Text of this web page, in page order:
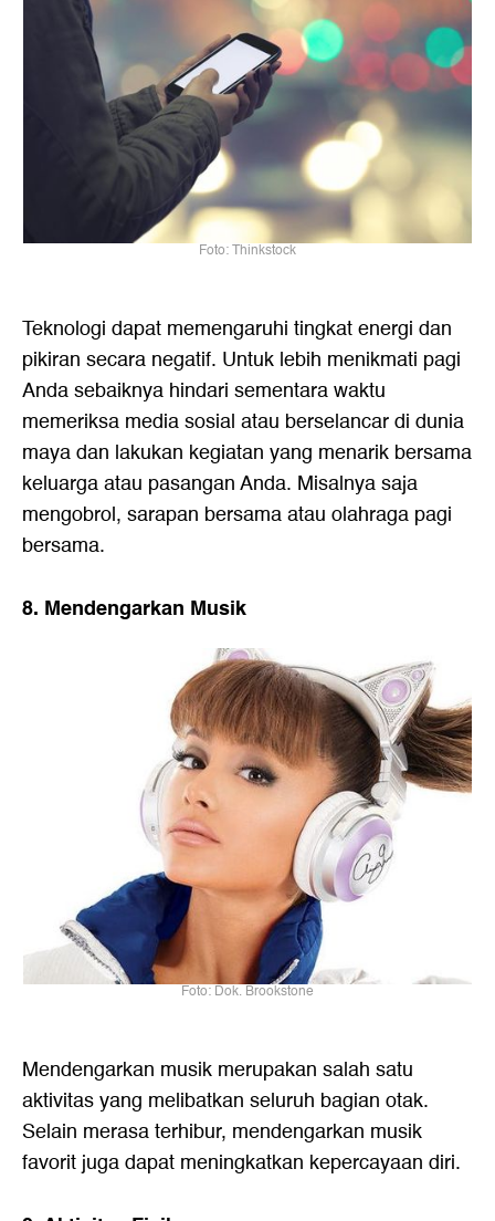
Foto: Thinkstock
Teknologi dapat memengaruhi tingkat energi dan
pikiran secara negatif. Untuk lebih menikmati pagi
Anda sebaiknya hindari sementara waktu
memeriksa media sosial atau berselancar di dunia
maya dan lakukan kegiatan yang menarik bersama
keluarga atau pasangan Anda. Misalnya saja
mengobrol, sarapan bersama atau olahraga pagi
bersama.
8. Mendengarkan Musik
Foto: Dok. Brookstone
Mendengarkan musik merupakan salah satu
aktivitas yang melibatkan seluruh bagian otak.
Selain merasa terhibur, mendengarkan musik
favorit juga dapat meningkatkan kepercayaan diri.